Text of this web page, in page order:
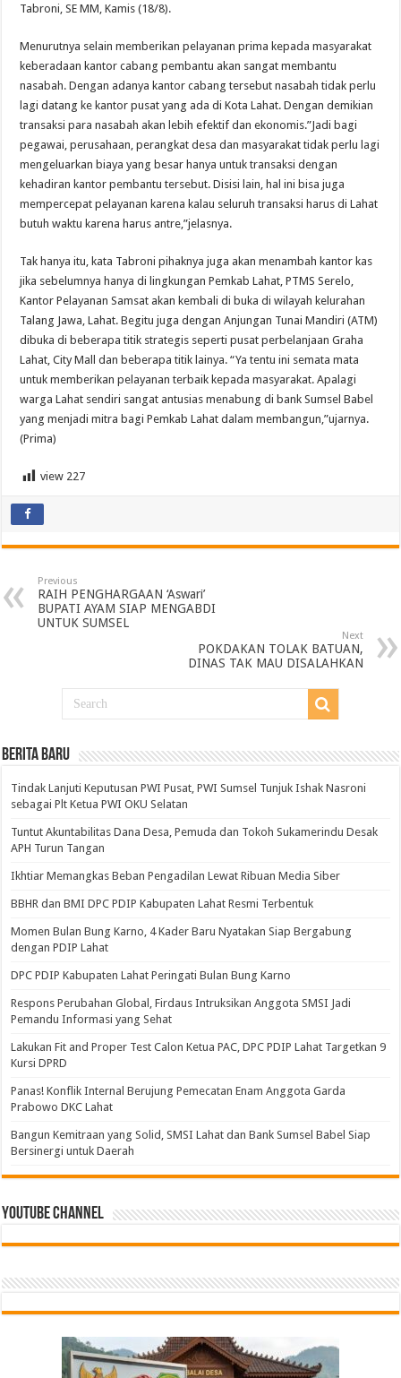
Tabroni, SE MM, Kamis (18/8).
Menurutnya selain memberikan pelayanan prima kepada masyarakat
keberadaan kantor cabang pembantu akan sangat membantu
nasabah. Dengan adanya kantor cabang tersebut nasabah tidak perlu
lagi datang ke kantor pusat yang ada di Kota Lahat. Dengan demikian
transaksi para nasabah akan lebih efektif dan ekonomis.”Jadi bagi
pegawai, perusahaan, perangkat desa dan masyarakat tidak perlu lagi
mengeluarkan biaya yang besar hanya untuk transaksi dengan
kehadiran kantor pembantu tersebut. Disisi lain, hal ini bisa juga
mempercepat pelayanan karena kalau seluruh transaksi harus di Lahat
butuh waktu karena harus antre,”jelasnya.
Tak hanya itu, kata Tabroni pihaknya juga akan menambah kantor kas
jika sebelumnya hanya di lingkungan Pemkab Lahat, PTMS Serelo,
Kantor Pelayanan Samsat akan kembali di buka di wilayah kelurahan
Talang Jawa, Lahat. Begitu juga dengan Anjungan Tunai Mandiri (ATM)
dibuka di beberapa titik strategis seperti pusat perbelanjaan Graha
Lahat, City Mall dan beberapa titik lainya. “Ya tentu ini semata mata
untuk memberikan pelayanan terbaik kepada masyarakat. Apalagi
warga Lahat sendiri sangat antusias menabung di bank Sumsel Babel
yang menjadi mitra bagi Pemkab Lahat dalam membangun,”ujarnya.
(Prima)
view 227
Previous
RAIH PENGHARGAAN ‘Aswari’
BUPATI AYAM SIAP MENGABDI
UNTUK SUMSEL
Next
POKDAKAN TOLAK BATUAN,
DINAS TAK MAU DISALAHKAN
BERITA BARU
Tindak Lanjuti Keputusan PWI Pusat, PWI Sumsel Tunjuk Ishak Nasroni
sebagai Plt Ketua PWI OKU Selatan
Tuntut Akuntabilitas Dana Desa, Pemuda dan Tokoh Sukamerindu Desak
APH Turun Tangan
Ikhtiar Memangkas Beban Pengadilan Lewat Ribuan Media Siber
BBHR dan BMI DPC PDIP Kabupaten Lahat Resmi Terbentuk
Momen Bulan Bung Karno, 4 Kader Baru Nyatakan Siap Bergabung
dengan PDIP Lahat
DPC PDIP Kabupaten Lahat Peringati Bulan Bung Karno
Respons Perubahan Global, Firdaus Intruksikan Anggota SMSI Jadi
Pemandu Informasi yang Sehat
Lakukan Fit and Proper Test Calon Ketua PAC, DPC PDIP Lahat Targetkan 9
Kursi DPRD
Panas! Konflik Internal Berujung Pemecatan Enam Anggota Garda
Prabowo DKC Lahat
Bangun Kemitraan yang Solid, SMSI Lahat dan Bank Sumsel Babel Siap
Bersinergi untuk Daerah
Youtube Channel